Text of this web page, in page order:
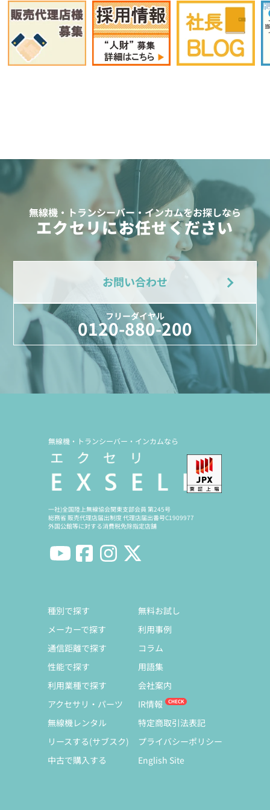
無線機・トランシーバー・インカムをお探しなら
エクセリにお任せください
お問い合わせ
フリーダイヤル
0120-880-200
無線機・トランシーバー・インカムなら
一社)全国陸上無線協会関東支部会員 第245号
総務省 販売代理店届出制度 代理店届出番号C1909977
外国公館等に対する消費税免除指定店舗
種別で探す
メーカーで探す
通信距離で探す
性能で探す
利用業種で探す
アクセサリ・パーツ
無線機レンタル
リースする(サブスク)
中古で購入する
無料お試し
利用事例
コラム
用語集
会社案内
IR情報
特定商取引法表記
プライバシーポリシー
English Site